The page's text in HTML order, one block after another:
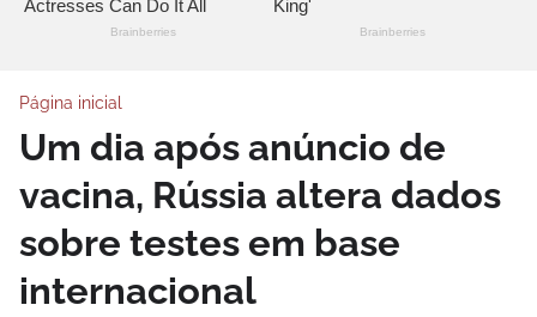
Página inicial
Um dia após anúncio de
vacina, Rússia altera dados
sobre testes em base
internacional